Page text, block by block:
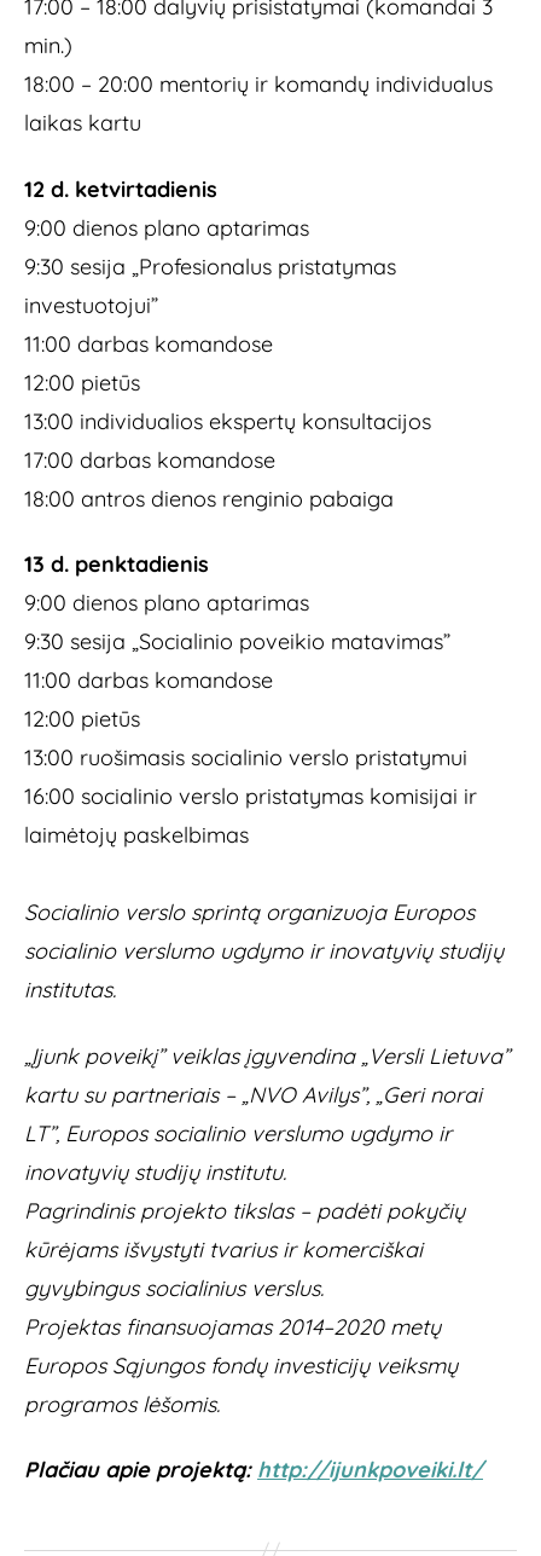
17:00 – 18:00 dalyvių prisistatymai (komandai 3
min.)
18:00 – 20:00 mentorių ir komandų individualus
laikas kartu
12 d. ketvirtadienis
9:00 dienos plano aptarimas
9:30 sesija „Profesionalus pristatymas
investuotojui”
11:00 darbas komandose
12:00 pietūs
13:00 individualios ekspertų konsultacijos
17:00 darbas komandose
18:00 antros dienos renginio pabaiga
13 d. penktadienis
9:00 dienos plano aptarimas
9:30 sesija „Socialinio poveikio matavimas”
11:00 darbas komandose
12:00 pietūs
13:00 ruošimasis socialinio verslo pristatymui
16:00 socialinio verslo pristatymas komisijai ir
laimėtojų paskelbimas
Socialinio verslo sprintą organizuoja Europos
socialinio verslumo ugdymo ir inovatyvių studijų
institutas.
„Įjunk poveikį” veiklas įgyvendina „Versli Lietuva”
kartu su partneriais – „NVO Avilys”, „Geri norai
LT”, Europos socialinio verslumo ugdymo ir
inovatyvių studijų institutu.
Pagrindinis projekto tikslas – padėti pokyčių
kūrėjams išvystyti tvarius ir komerciškai
gyvybingus socialinius verslus.
Projektas finansuojamas 2014–2020 metų
Europos Sąjungos fondų investicijų veiksmų
programos lėšomis.
Plačiau apie projektą: http://ijunkpoveiki.lt/